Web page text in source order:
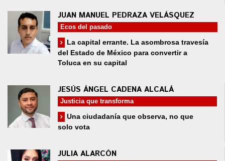
JUAN MANUEL PEDRAZA VELÁSQUEZ
Ecos del pasado
La capital errante. La asombrosa travesía
del Estado de México para convertir a
Toluca en su capital
JESÚS ÁNGEL CADENA ALCALÁ
Justicia que transforma
Una ciudadanía que observa, no que
solo vota
JULIA ALARCÓN